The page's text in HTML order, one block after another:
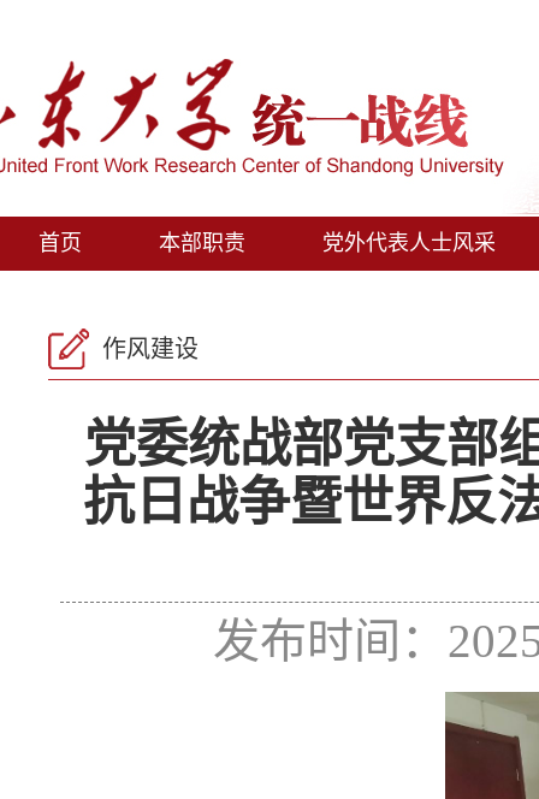
首页 本部职责 党外代表人士风采
作风建设
党委统战部党支部
抗日战争暨世界反
发布时间：